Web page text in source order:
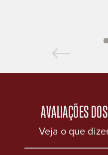
AVALIAÇÕES
Veja o que